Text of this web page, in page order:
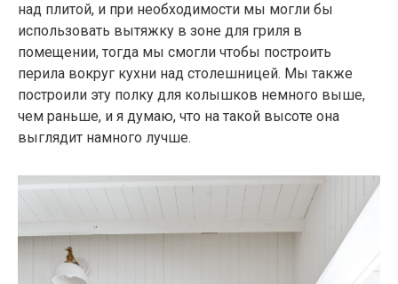
над плитой, и при необходимости мы могли бы
использовать вытяжку в зоне для гриля в
помещении, тогда мы смогли чтобы построить
перила вокруг кухни над столешницей. Мы также
построили эту полку для колышков немного выше,
чем раньше, и я думаю, что на такой высоте она
выглядит намного лучше.